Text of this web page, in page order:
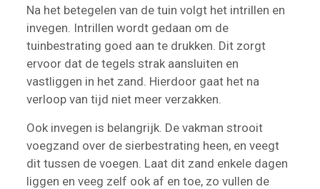
Na het betegelen van de tuin volgt het intrillen en
invegen. Intrillen wordt gedaan om de
tuinbestrating goed aan te drukken. Dit zorgt
ervoor dat de tegels strak aansluiten en
vastliggen in het zand. Hierdoor gaat het na
verloop van tijd niet meer verzakken.
Ook invegen is belangrijk. De vakman strooit
voegzand over de sierbestrating heen, en veegt
dit tussen de voegen. Laat dit zand enkele dagen
liggen en veeg zelf ook af en toe, zo vullen de